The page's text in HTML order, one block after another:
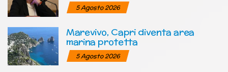
5 Agosto 2026
Marevivo, Capri diventa area
marina protetta
5 Agosto 2026